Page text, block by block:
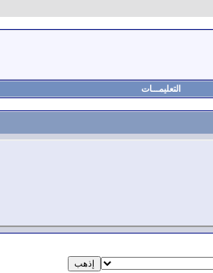
التعليمـــات